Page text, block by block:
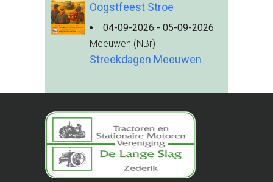
Oogstfeest Stroe
04-09-2026 - 05-09-2026
Meeuwen (NBr)
Streekdagen Meeuwen